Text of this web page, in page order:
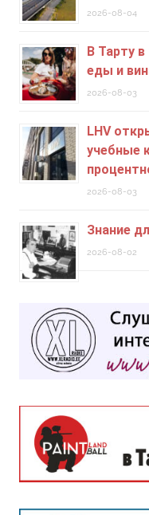
2026-08-04
В Тарту
еды и
2026-08-03
LHV
учебные
2026-08-03
Знание
2026-08-02